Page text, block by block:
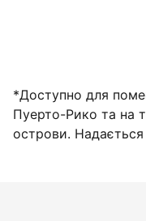
Зареєструвати
*Доступно для
Пуерто-Рико та на
острови.